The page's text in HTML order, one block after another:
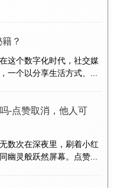
？
这个数字化时代，社交媒
一个以分享生活方式、...
-点赞取消，他人可
数次在深夜里，刷着小红
幽灵般跃然屏幕。点赞...